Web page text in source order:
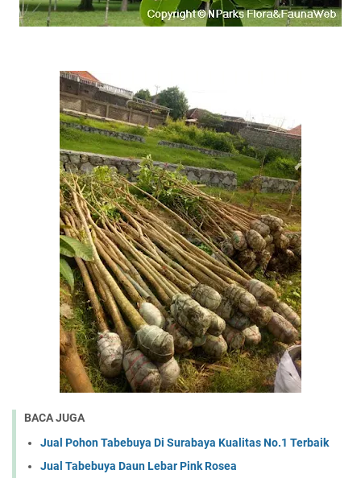
BACA JUGA
Jual Pohon Tabebuya Di Surabaya Kualitas No.1 Terbaik
Jual Tabebuya Daun Lebar Pink Rosea